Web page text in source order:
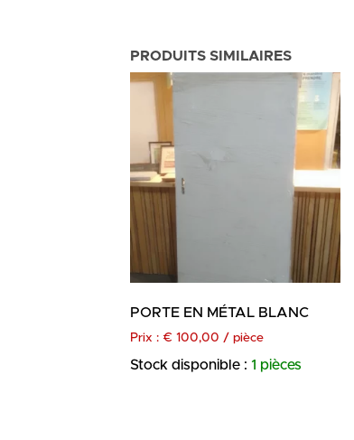
PRODUITS SIMILAIRES
PORTE EN MÉTAL BLANC
Prix : € 100,00 / pièce
Stock disponible : 1 pièces